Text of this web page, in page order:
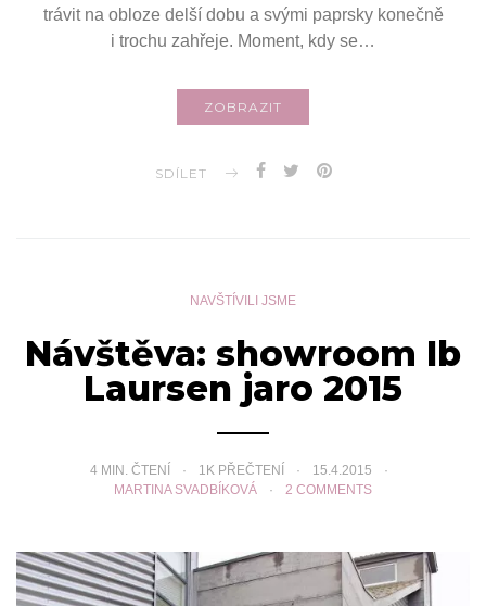
trávit na obloze delší dobu a svými paprsky konečně
i trochu zahřeje. Moment, kdy se…
ZOBRAZIT
SDÍLET
NAVŠTÍVILI JSME
Návštěva: showroom Ib
Laursen jaro 2015
4 MIN. ČTENÍ 1K PŘEČTENÍ
15.4.2015
MARTINA SVADBÍKOVÁ
2 COMMENTS